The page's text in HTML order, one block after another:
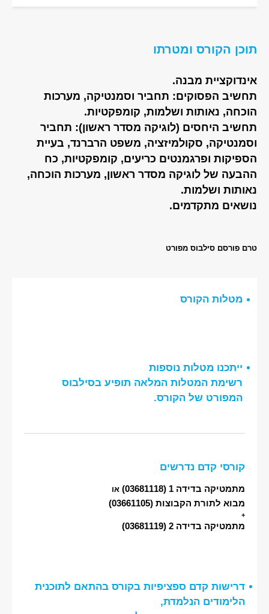
תוכן הקורס ומטרתו
אינדוקציית מבנה.
תחשיב הפסוקים: תחביר וסמנטיקה, מערכות
הוכחה, נאותות ושלמות, קומפקטיות.
תחשיב היחסים (לוגיקה מסדר ראשון): תחביר
וסמנטיקה, סקולמיזציה, משפט הרברנד, בעיית
הספיקות ופרגמנטים כריעים, קומפקטיות, כח
ההבעה של לוגיקה מסדר ראשון, מערכות הוכחה,
נאותות ושלמות.
נושאים מתקדמים.
טרם פורסם סילבוס מפורט
מטלות הקורס
ייתכנו מטלות נוספות
רשימת המטלות המלאה תופיע בסילבוס
המפורט של הקורס.
קורסי קדם נדרשים
מתמטיקה בדידה 1 (03681118) או
מבוא לתורת הקבוצות (03661105)
+
מתמטיקה בדידה 2 (03681119)
דרישות קדם ספציפיות בקורס בהתאם לתוכנית
הלימודים הנלמדת,